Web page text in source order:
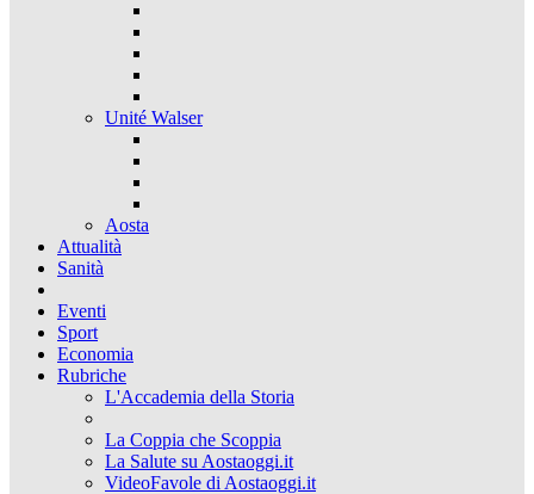
Unité Walser
Aosta
Attualità
Sanità
Eventi
Sport
Economia
Rubriche
L'Accademia della Storia
La Coppia che Scoppia
La Salute su Aostaoggi.it
VideoFavole di Aostaoggi.it